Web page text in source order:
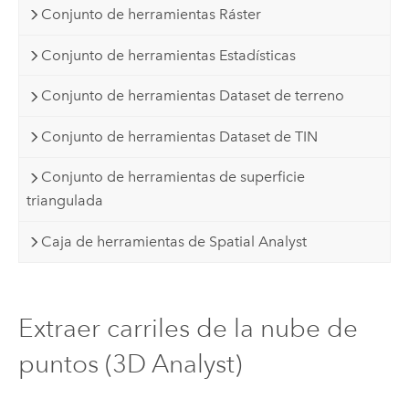
Conjunto de herramientas Ráster
Conjunto de herramientas Estadísticas
Conjunto de herramientas Dataset de terreno
Conjunto de herramientas Dataset de TIN
Conjunto de herramientas de superficie
triangulada
Caja de herramientas de Spatial Analyst
Extraer carriles de la nube de
puntos (3D Analyst)